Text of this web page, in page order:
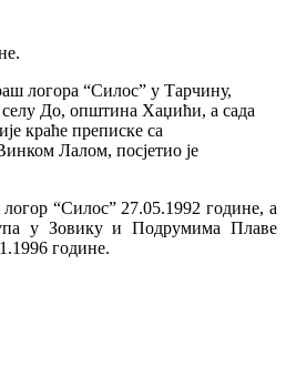
логора “Силос” у Тарчину,
До, општина Хаџићи, а сада
краће преписке са
Лалом, посјетио је
“Силос” 27.05.1992 године, а
у Зовику и Подрумима Плаве
године.